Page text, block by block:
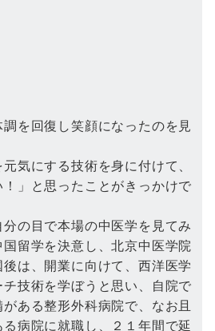
を回復し笑顔になったのを見
気にする技術を身に付けて、
」と思ったことがきっかけで
の目で本場の中医学を見てみ
留学を決意し、北京中医学院
は、開業に向けて、西洋医学
技術を学ぼうと思い、自院で
ある整形外科病院で、なお且
病院に就職し、２１年間で延